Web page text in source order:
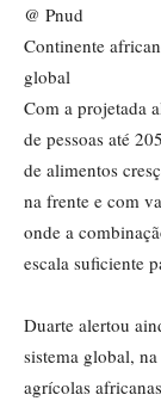
@ Pnud
Continente
global
Com a projetada
de pessoas até
de alimentos
na frente e com
onde a
escala suficiente
Duarte alertou
sistema global,
agrícolas